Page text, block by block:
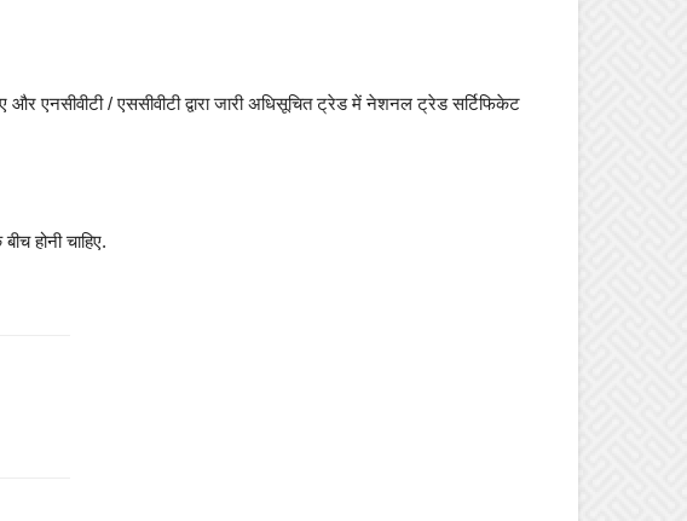
और एनसीवीटी / एससीवीटी द्वारा जारी अधिसूचित ट्रेड में नेशनल ट्रेड सर्टिफिकेट
होनी चाहिए.